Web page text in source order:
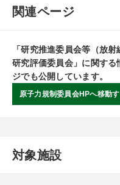
関連ページ
「研究推進委員会等（放
研究評価委員会」に関す
ジでも公開しています。
原子力規制委員会HPへ移動
対象施設